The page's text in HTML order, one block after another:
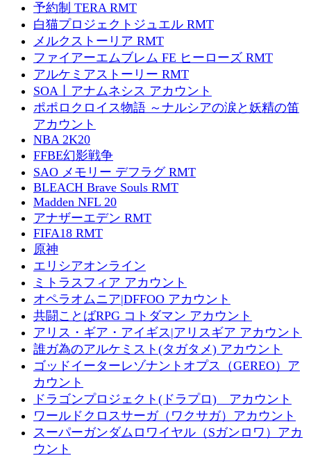
予約制 TERA RMT
白猫プロジェクトジュエル RMT
メルクストーリア RMT
ファイアーエムブレム FE ヒーローズ RMT
アルケミアストーリー RMT
SOA丨アナムネシス アカウント
ポポロクロイス物語 ～ナルシアの涙と妖精の笛
アカウント
NBA 2K20
FFBE幻影戦争
SAO メモリー デフラグ RMT
BLEACH Brave Souls RMT
Madden NFL 20
アナザーエデン RMT
FIFA18 RMT
原神
エリシアオンライン
ミトラスフィア アカウント
オペラオムニア|DFFOO アカウント
共闘ことばRPG コトダマン アカウント
アリス・ギア・アイギス|アリスギア アカウント
誰ガ為のアルケミスト(タガタメ) アカウント
ゴッドイーターレゾナントオプス（GEREO）ア
カウント
ドラゴンプロジェクト(ドラプロ) アカウント
ワールドクロスサーガ（ワクサガ）アカウント
スーパーガンダムロワイヤル（Sガンロワ）アカ
ウント